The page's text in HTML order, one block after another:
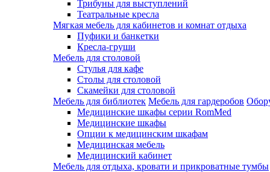
Трибуны для выступлений
Театральные кресла
Мягкая мебель для кабинетов и комнат отдыха
Пуфики и банкетки
Кресла-груши
Мебель для столовой
Cтулья для кафе
Cтолы для столовой
Скамейки для столовой
Мебель для библиотек Мебель для гардеробов
Медицинские шкафы серии RomMed
Медицинские шкафы
Опции к медицинским шкафам
Медицинская мебель
Медицинский кабинет
Мебель для отдыха, кровати и прикроватные тумбы